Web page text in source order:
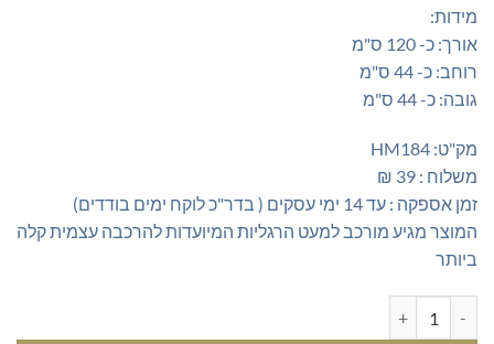
מידות:
אורך: כ- 120 ס"מ
רוחב: כ- 44 ס"מ
גובה: כ- 44 ס"מ
מק"ט: HM184
משלוח : 39 ₪
זמן אספקה : עד 14 ימי עסקים ( בדר"כ לוקח ימים בודדים)
המוצר מגיע מורכב למעט הרגליות המיועדות להרכבה עצמית קלה
ביותר